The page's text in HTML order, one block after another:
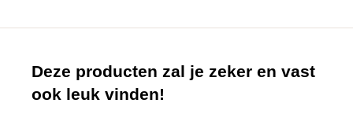
Deze producten zal je zeker en vast
ook leuk vinden!